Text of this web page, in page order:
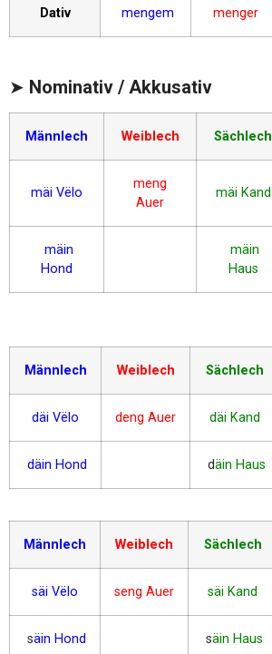
Dativ mengem menger
➤ Nominativ / Akkusativ
Männlech Weiblech Sächlech
mäi Vëlo
meng
Auer
mäi Kand
mäin
Hond
mäin
Haus
Männlech Weiblech Sächlech
däi Vëlo deng Auer däi Kand
däin Hond däin Haus
Männlech Weiblech Sächlech
säi Vëlo seng Auer säi Kand
säin Hond säin Haus